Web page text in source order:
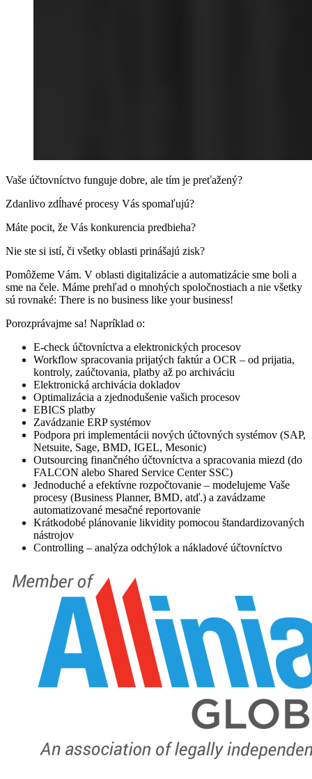
Vaše účtovníctvo funguje dobre, ale tím je preťažený?
Zdanlivo zdĺhavé procesy Vás spomaľujú?
Máte pocit, že Vás konkurencia predbieha?
Nie ste si istí, či všetky oblasti prinášajú zisk?
Pomôžeme Vám. V oblasti digitalizácie a automatizácie sme boli a
sme na čele. Máme prehľad o mnohých spoločnostiach a nie všetky
sú rovnaké: There is no business like your business!
Porozprávajme sa! Napríklad o:
E-check účtovníctva a elektronických procesov
Workflow spracovania prijatých faktúr a OCR – od prijatia,
kontroly, zaúčtovania, platby až po archiváciu
Elektronická archivácia dokladov
Optimalizácia a zjednodušenie vašich procesov
EBICS platby
Zavádzanie ERP systémov
Podpora pri implementácii nových účtovných systémov (SAP,
Netsuite, Sage, BMD, IGEL, Mesonic)
Outsourcing finančného účtovníctva a spracovania miezd (do
FALCON alebo Shared Service Center SSC)
Jednoduché a efektívne rozpočtovanie – modelujeme Vaše
procesy (Business Planner, BMD, atď.) a zavádzame
automatizované mesačné reportovanie
Krátkodobé plánovanie likvidity pomocou štandardizovaných
nástrojov
Controlling – analýza odchýlok a nákladové účtovníctvo